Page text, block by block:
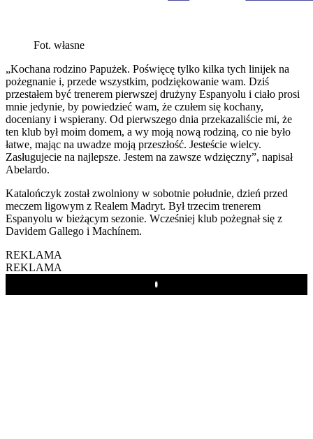
Fot. własne
„Kochana rodzino Papużek. Poświęcę tylko kilka tych linijek na
pożegnanie i, przede wszystkim, podziękowanie wam. Dziś
przestałem być trenerem pierwszej drużyny Espanyolu i ciało prosi
mnie jedynie, by powiedzieć wam, że czułem się kochany,
doceniany i wspierany. Od pierwszego dnia przekazaliście mi, że
ten klub był moim domem, a wy moją nową rodziną, co nie było
łatwe, mając na uwadze moją przeszłość. Jesteście wielcy.
Zasługujecie na najlepsze. Jestem na zawsze wdzięczny”, napisał
Abelardo.
Katalończyk został zwolniony w sobotnie południe, dzień przed
meczem ligowym z Realem Madryt. Był trzecim trenerem
Espanyolu w bieżącym sezonie. Wcześniej klub pożegnał się z
Davidem Gallego i Machínem.
REKLAMA
REKLAMA
Play